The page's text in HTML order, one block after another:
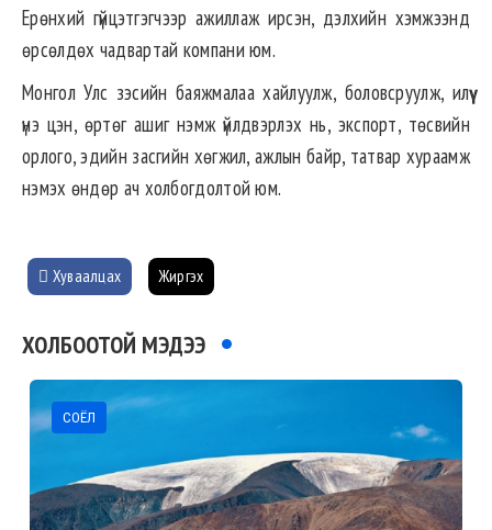
Ерөнхий гүйцэтгэгчээр ажиллаж ирсэн, дэлхийн хэмжээнд
өрсөлдөх чадвартай компани юм.
Монгол Улс зэсийн баяжмалаа хайлуулж, боловсруулж, илүү
үнэ цэн, өртөг ашиг нэмж үйлдвэрлэх нь, экспорт, төсвийн
орлого, эдийн засгийн хөгжил, ажлын байр, татвар хураамж
нэмэх өндөр ач холбогдолтой юм.
Хуваалцах Жиргэх
ХОЛБООТОЙ МЭДЭЭ
СОЁЛ